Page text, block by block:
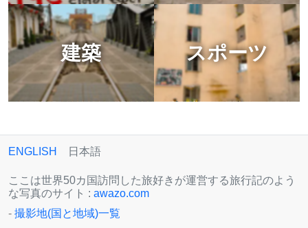
建築 スポーツ
ENGLISH 日本語
ここは世界50カ国訪問した旅好きが運営する旅行記のよう
な写真のサイト : awazo.com
- 撮影地(国と地域)一覧